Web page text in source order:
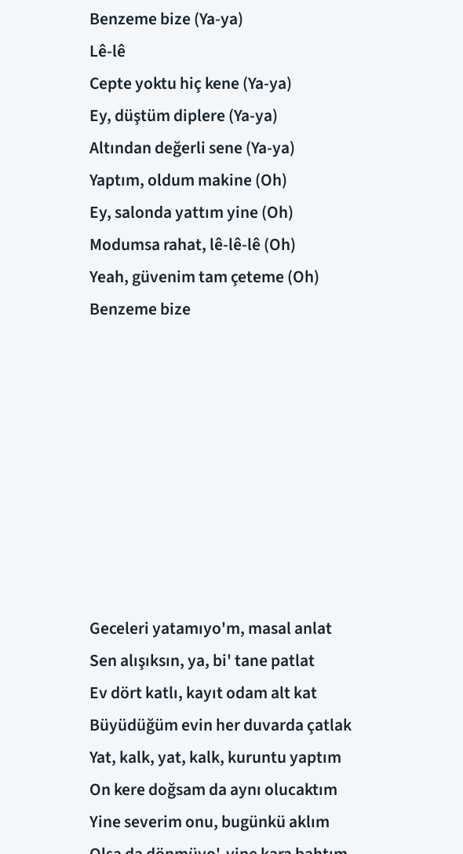
Benzeme bize (Ya-ya)
Lê-lê
Cepte yoktu hiç kene (Ya-ya)
Ey, düştüm diplere (Ya-ya)
Altından değerli sene (Ya-ya)
Yaptım, oldum makine (Oh)
Ey, salonda yattım yine (Oh)
Modumsa rahat, lê-lê-lê (Oh)
Yeah, güvenim tam çeteme (Oh)
Benzeme bize
Geceleri yatamıyo'm, masal anlat
Sen alışıksın, ya, bi' tane patlat
Ev dört katlı, kayıt odam alt kat
Büyüdüğüm evin her duvarda çatlak
Yat, kalk, yat, kalk, kuruntu yaptım
On kere doğsam da aynı olucaktım
Yine severim onu, bugünkü aklım